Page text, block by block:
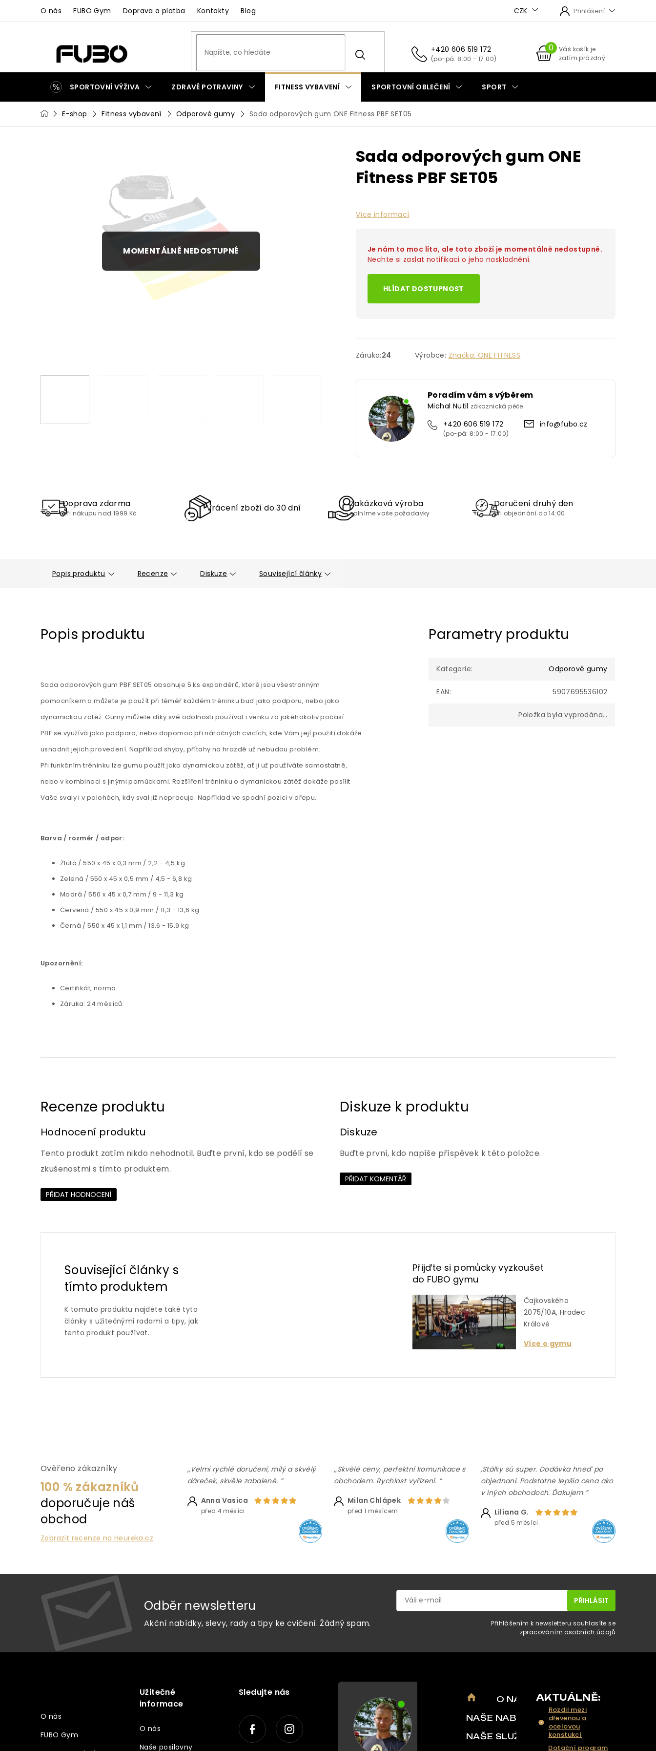
obsah
O nás FUBO Gym Doprava a platba Kontakty Blog CZK Přihlášení
+420 606 519 172
NÁKUPNÍ
KOŠÍK
Váš košík je
zatím prázdný
SPORTOVNÍ VÝŽIVA ZDRAVÉ POTRAVINY FITNESS VYBAVENÍ SPORTOVNÍ OBLEČENÍ SPORT
ZAKÁZKOVÁ VÝROBA
DomůE-shop Fitness vybavení Odporové gumy Sada odporových gum ONE Fitness PBF SET05
Sada odporových gum ONE
Fitness PBF SET05
Více informací
Je nám to moc líto, ale toto zboží je momentálně nedostupné.
Nechte si zaslat notifikaci o jeho naskladnění.
HLÍDAT DOSTUPNOST
Záruka:24 Výrobce: Značka: ONE FITNESS
Poradím vám s výběrem
Michal Nutil zákaznická péče
+420 606 519 172 info@fubo.cz
Doprava zdarma
při nákupu nad 1999 Kč Vrácení zboží do 30 dní Zakázková výroba
splníme vaše požadavky
Doručení druhý den
při objednání do 14:00
Popis produktu Recenze Diskuze Související články
Popis produktu
Sada odporových gum PBF SET05 obsahuje 5 ks expandérů, které jsou všestranným
pomocníkem a můžete je použít při téměř každém tréninku buď jako podporu, nebo jako
dynamickou zátěž. Gumy můžete díky své odolnosti používat i venku za jakéhokoliv počasí.
PBF se využívá jako podpora, nebo dopomoc při náročných cvicích, kde Vám její použití dokáže
usnadnit jejich provedení. Například shyby, přítahy na hrazdě už nebudou problém.
Při funkčním tréninku lze gumu použít jako dynamickou zátěž, ať ji už používáte samostatně,
nebo v kombinaci s jinými pomůckami. Rozšíření tréninku o dymanickou zátěž dokáže posílit
Vaše svaly i v polohách, kdy sval již nepracuje. Například ve spodní pozici v dřepu.
Barva / rozměr / odpor:
Žlutá / 550 x 45 x 0,3 mm / 2,2 - 4,5 kg
Zelená / 550 x 45 x 0,5 mm / 4,5 - 6,8 kg
Modrá / 550 x 45 x 0,7 mm / 9 - 11,3 kg
Červená / 550 x 45 x 0,9 mm / 11,3 - 13,6 kg
Černá / 550 x 45 x 1,1 mm / 13,6 - 15,9 kg
Upozornění:
Certifikát, norma:
Záruka: 24 měsíců
Parametry produktu
Kategorie: Odporové gumy
EAN: 5907695536102
Položka byla vyprodána…
Hodnocení produktu
Tento produkt zatím nikdo nehodnotil. Buďte první, kdo se podělí se
zkušenostmi s tímto produktem.
PŘIDAT HODNOCENÍ
Diskuze
Buďte první, kdo napíše příspěvek k této položce.
PŘIDAT KOMENTÁŘ
Související články s
tímto produktem
K tomuto produktu najdete také tyto
články s užitečnými radami a tipy, jak
tento produkt používat.
Přijďte si pomůcky vyzkoušet
do FUBO gymu
Čajkovského
2075/10A, Hradec
Králové
Více o gymu
Ověřeno zákazníky
100 % zákazníků
doporučuje náš
obchod
Zobrazit recenze na Heureka.cz
,,Velmi rychlé doručení, milý a skvělý
dáreček, skvěle zabalené. ”
Anna Vasica
před 4 měsíci
,,Skvělé ceny, perfektní komunikace s
obchodem. Rychlost vyřízení. ”
Milan Chlápek
před 1 měsícem
,Stálky sú super. Dodávka hneď po
objednaní. Podstatne lepšia cena ako
v iných obchodoch. Ďakujem ”
Liliana G.
před 5 měsíci
Odběr newsletteru
Akční nabídky, slevy, rady a tipy ke cvičení. Žádný spam.
Přihlášením k newsletteru souhlasíte se
zpracováním osobních údajů
Z
O nás
FUBO Gym
Užitečné
informace
O nás
Naše posilovny
Sledujte nás
O NÁS
NAŠE NABÍDKA
NAŠE SLUŽBY
AKTUÁLNĚ:
Rozdil mezi
dřevenou a
ocelovou
konstukcí
Dotační program